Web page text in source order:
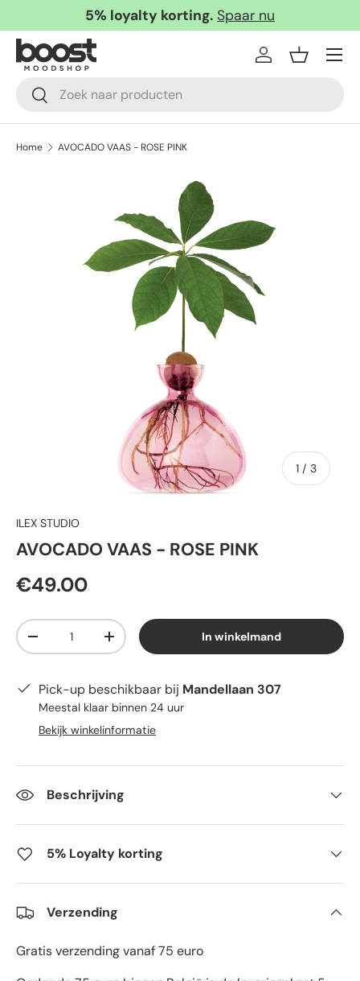
Ga naar inhoud
5% loyalty korting. Spaar nu
Zoeken
Zoeken
InloggenMandje
Menu
Home AVOCADO VAAS - ROSE PINK
1 / van
3
ILEX STUDIO
AVOCADO VAAS - ROSE PINK
€49.00
Aantal
-
+ In winkelmand
Pick-up beschikbaar bij Mandellaan 307
Meestal klaar binnen 24 uur
Bekijk winkelinformatie
Beschrijving
5% Loyalty korting
Verzending
Gratis verzending vanaf 75 euro